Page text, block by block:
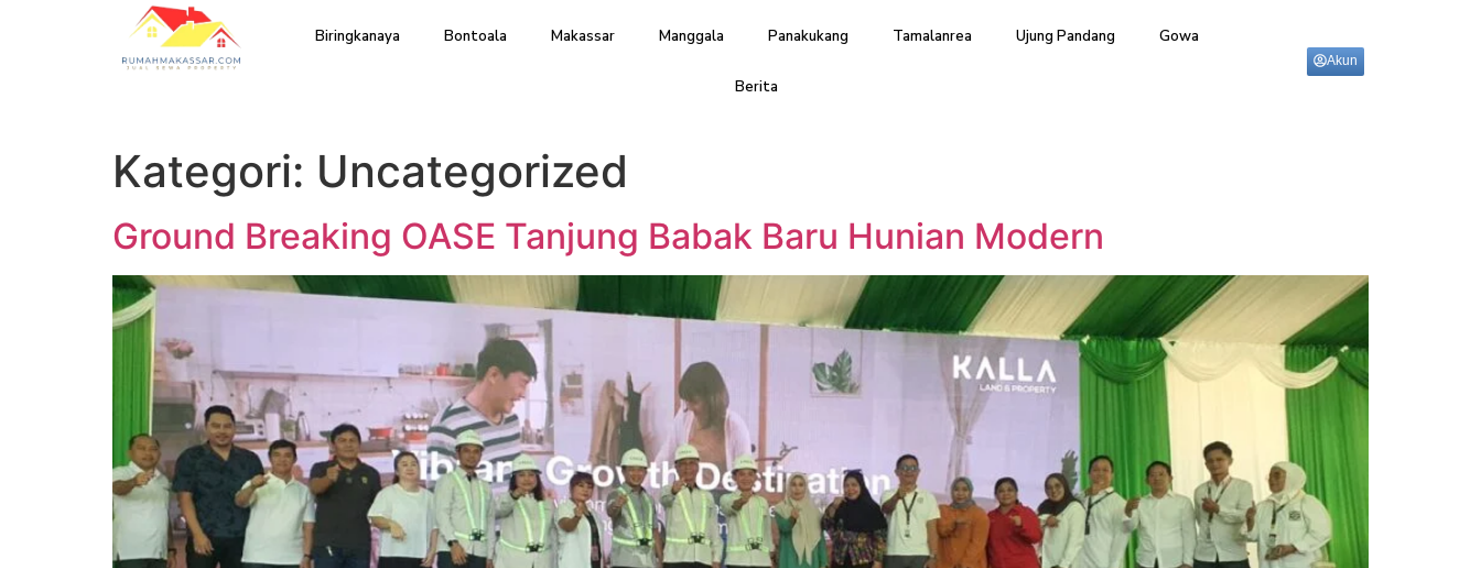
Biringkanaya Bontoala Makassar Manggala Panakukang Tamalanrea Ujung Pandang Gowa
Berita
Akun
Kategori: Uncategorized
Ground Breaking OASE Tanjung Babak Baru Hunian Modern